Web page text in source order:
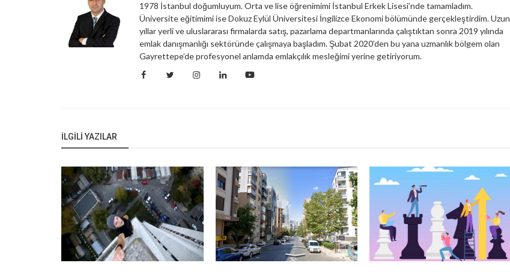
1978 İstanbul doğumluyum. Orta ve lise öğrenimimi İstanbul Erkek Lisesi’nde tamamladım.
Üniversite eğitimimi ise Dokuz Eylül Üniversitesi İngilizce Ekonomi bölümünde gerçekleştirdim. Uzun
yıllar yerli ve uluslararası firmalarda satış, pazarlama departmanlarında çalıştıktan sonra 2019 yılında
emlak danışmanlığı sektöründe çalışmaya başladım. Şubat 2020’den bu yana uzmanlık bölgem olan
Gayrettepe’de profesyonel anlamda emlakçılık mesleğimi yerine getiriyorum.
İLGILI YAZILAR